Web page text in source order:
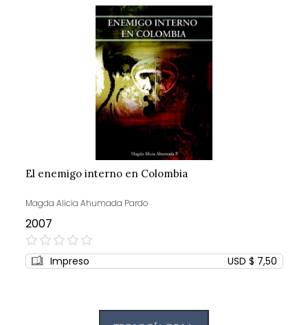
El enemigo interno en Colombia
Magda Alicia Ahumada Pardo
2007
0%
Impreso USD $ 7,50